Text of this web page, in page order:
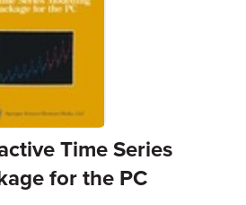
Time Series
for the PC